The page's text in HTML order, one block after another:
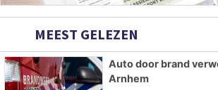
MEEST GELEZEN
Auto door brand
Arnhem